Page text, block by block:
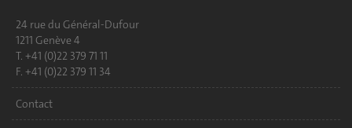
24 rue du Général-Dufour
1211 Genève 4
T. +41 (0)22 379 71 11
F. +41 (0)22 379 11 34
Contact